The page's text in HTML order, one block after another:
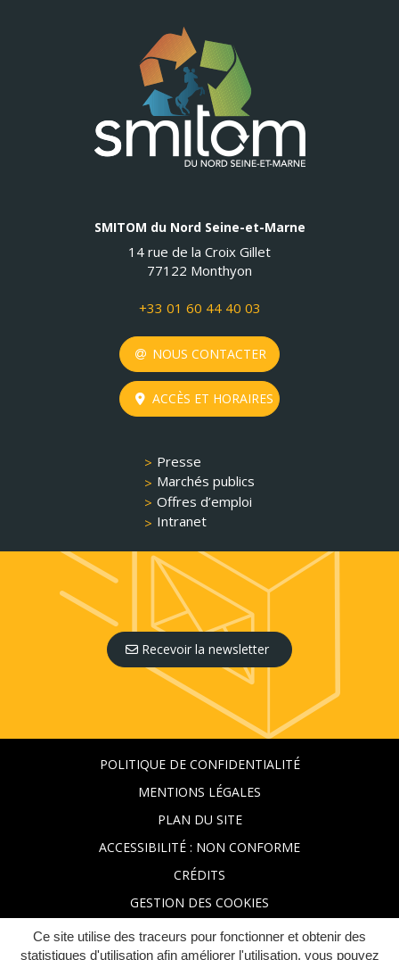
Ce site utilise des traceurs pour fonctionner et obtenir des
statistiques d'utilisation afin améliorer l'utilisation, vous pouvez
SMITOM du Nord Seine-et-Marne
14 rue de la Croix Gillet
77122 Monthyon
+33 01 60 44 40 03
NOUS CONTACTER
ACCÈS ET HORAIRES
Presse
Marchés publics
Offres d’emploi
Intranet
Recevoir la newsletter
POLITIQUE DE CONFIDENTIALITÉ
MENTIONS LÉGALES
PLAN DU SITE
ACCESSIBILITÉ : NON CONFORME
CRÉDITS
GESTION DES COOKIES